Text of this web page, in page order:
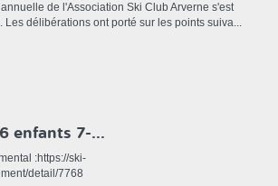
de l'Association Ski Club Arverne s'est
Les délibérations ont porté sur les points suiva...
enfants 7-...
:https://ski-
detail/7768